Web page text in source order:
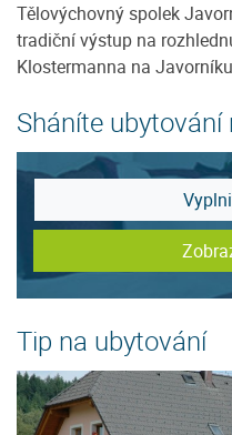
Tělovýchovný spolek
tradiční výstup na
Klostermanna na
Sháníte ubytování
Tip na ubytování